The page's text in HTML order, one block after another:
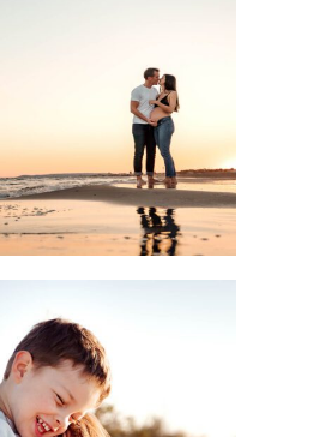
LA SUITE
n’ont pas besoin d’être sages
séance photo réussie